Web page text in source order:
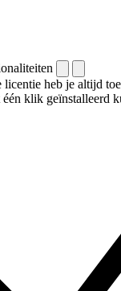
heb je altijd
klik geïnstalleerd